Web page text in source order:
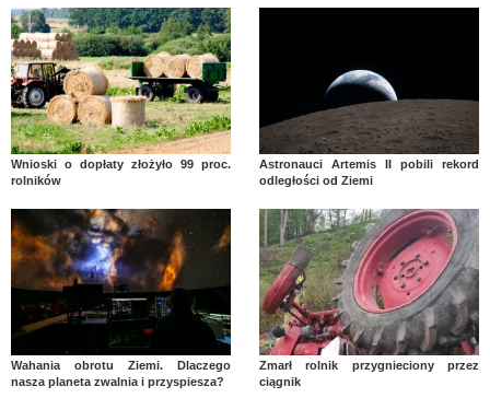
Wnioski o dopłaty złożyło 99 proc.
rolników
Astronauci Artemis II pobili rekord
odległości od Ziemi
Wahania obrotu Ziemi. Dlaczego
nasza planeta zwalnia i przyspiesza?
Zmarł rolnik przygnieciony przez
ciągnik